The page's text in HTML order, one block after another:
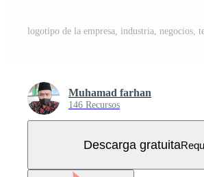
Muhamad farhan
146 Recursos
Descarga gratuita